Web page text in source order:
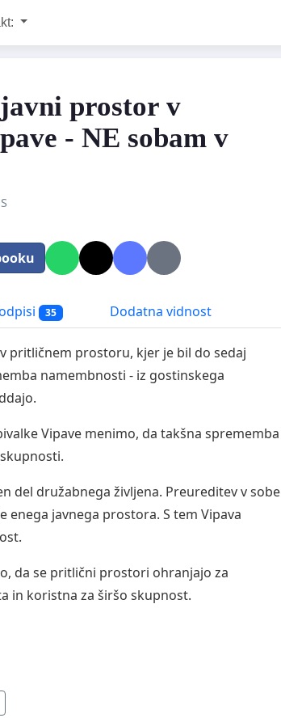
prostor v
- NE sobam v
35 Dodatna vidnost
pritličnem prostoru, kjer je bil do sedaj
namembnosti - iz gostinskega
Vipave menimo, da takšna sprememba
del družabnega življena. Preureditev v sobe
enega javnega prostora. S tem Vipava
da se pritlični prostori ohranjajo za
in koristna za širšo skupnost.